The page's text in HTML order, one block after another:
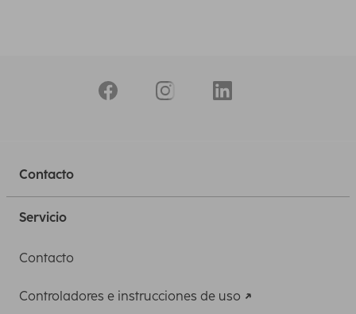
Contacto
Servicio
Contacto
Controladores e instrucciones de uso